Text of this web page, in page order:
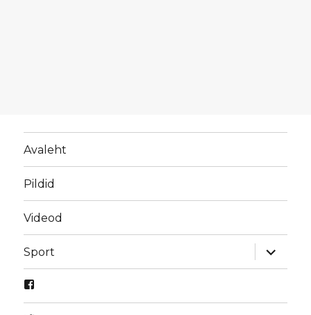
Avaleht
Pildid
Videod
Sport
laienda